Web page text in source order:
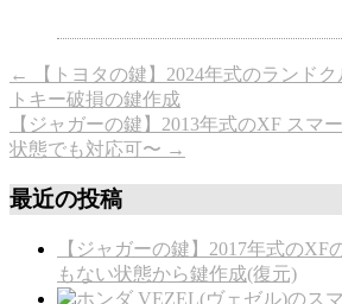
←
【トヨタの鍵】2024年式のランド
トキー破損の鍵作成
【ジャガーの鍵】2013年式のXF スマ
状態でも対応可〜 →
最近の投稿
【ジャガーの鍵】2017年式のXF
もない状態から鍵作成(復元)